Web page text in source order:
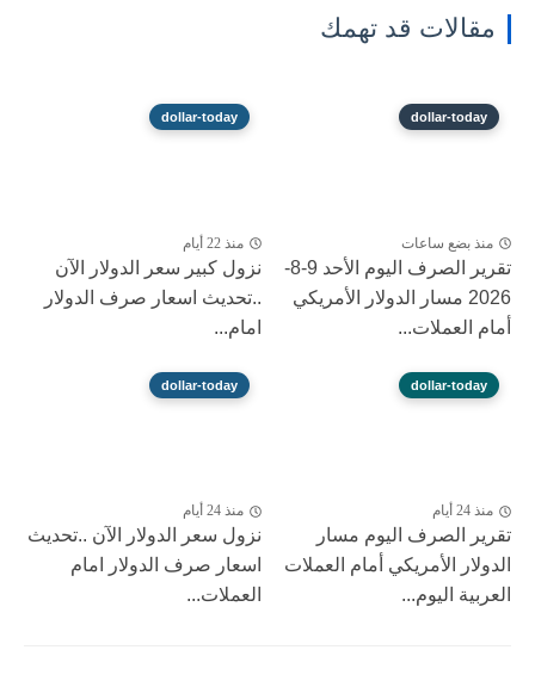
مقالات قد تهمك
dollar-today
منذ بضع ساعات
تقرير الصرف اليوم الأحد 9-8-
2026 مسار الدولار الأمريكي
أمام العملات...
dollar-today
منذ 22 أيام
نزول كبير ‎سعر الدولار الآن
..تحديث اسعار صرف الدولار
امام...
dollar-today
منذ 24 أيام
تقرير الصرف اليوم مسار
الدولار الأمريكي أمام العملات
العربية اليوم...
dollar-today
منذ 24 أيام
نزول ‎سعر الدولار الآن ..تحديث
اسعار صرف الدولار امام
العملات...